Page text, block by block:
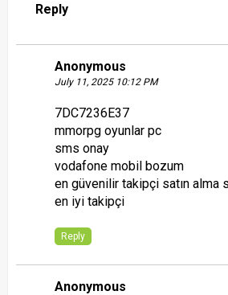
Reply
Anonymous
July 11, 2025 10:12 PM
7DC7236E37
mmorpg oyunlar pc
sms onay
vodafone mobil bozum
en güvenilir takipçi satın alma
en iyi takipçi
Reply
Anonymous